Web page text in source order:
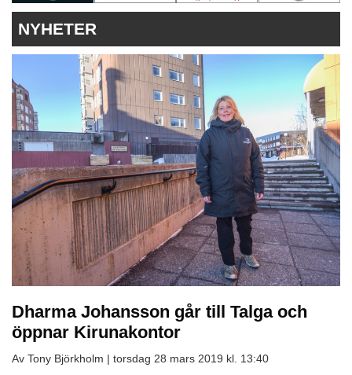
ANNONSERA
NYHETER
Dharma Johansson går till Talga och
öppnar Kirunakontor
Av Tony Björkholm | torsdag 28 mars 2019 kl. 13:40